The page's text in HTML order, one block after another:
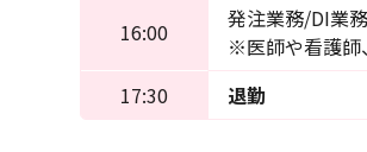
16:00
発注業務/DI業
※医師や看護師
17:30
退勤